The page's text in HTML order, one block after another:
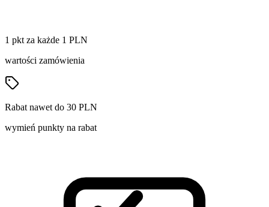
1 pkt za każde 1 PLN
wartości zamówienia
Rabat nawet do 30 PLN
wymień punkty na rabat